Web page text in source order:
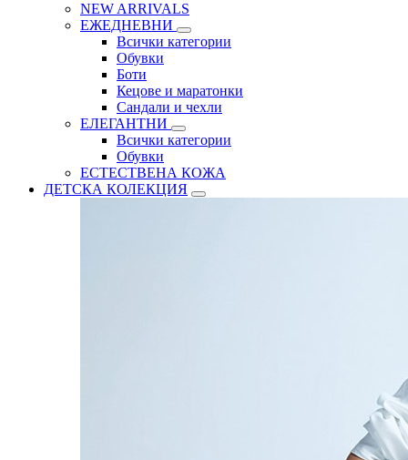
NEW ARRIVALS
ЕЖЕДНЕВНИ
Всички категории
Обувки
Боти
Кецове и маратонки
Сандали и чехли
ЕЛЕГАНТНИ
Всички категории
Обувки
ЕСТЕСТВЕНА КОЖА
ДЕТСКА КОЛЕКЦИЯ